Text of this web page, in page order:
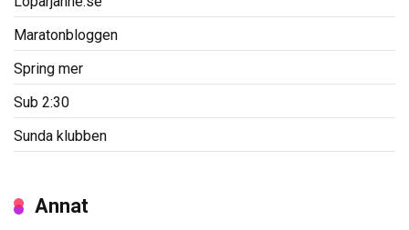
Maratonbloggen
Spring mer
Sub 2:30
Sunda klubben
Annat